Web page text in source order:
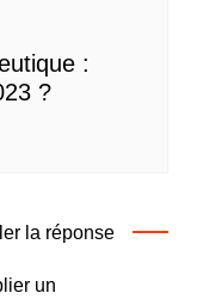
:
?
la réponse
un